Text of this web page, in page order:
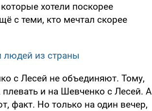
хотели поскорее
с теми, кто мечтал скорее
людей из страны
с Лесей не объединяют. Тому,
и на Шевченко с Лесей. А
факт. Но только на один вечер,